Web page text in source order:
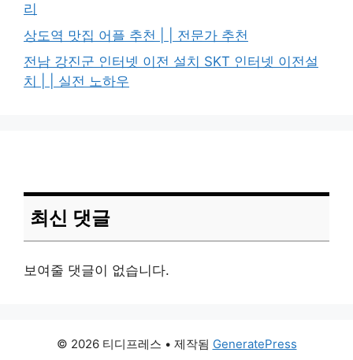
리
상도역 맛집 어플 추천 | | 전문가 추천
전남 강진군 인터넷 이전 설치 SKT 인터넷 이전설
치 | | 실전 노하우
최신 댓글
보여줄 댓글이 없습니다.
© 2026 티디프레스 • 제작됨 GeneratePress